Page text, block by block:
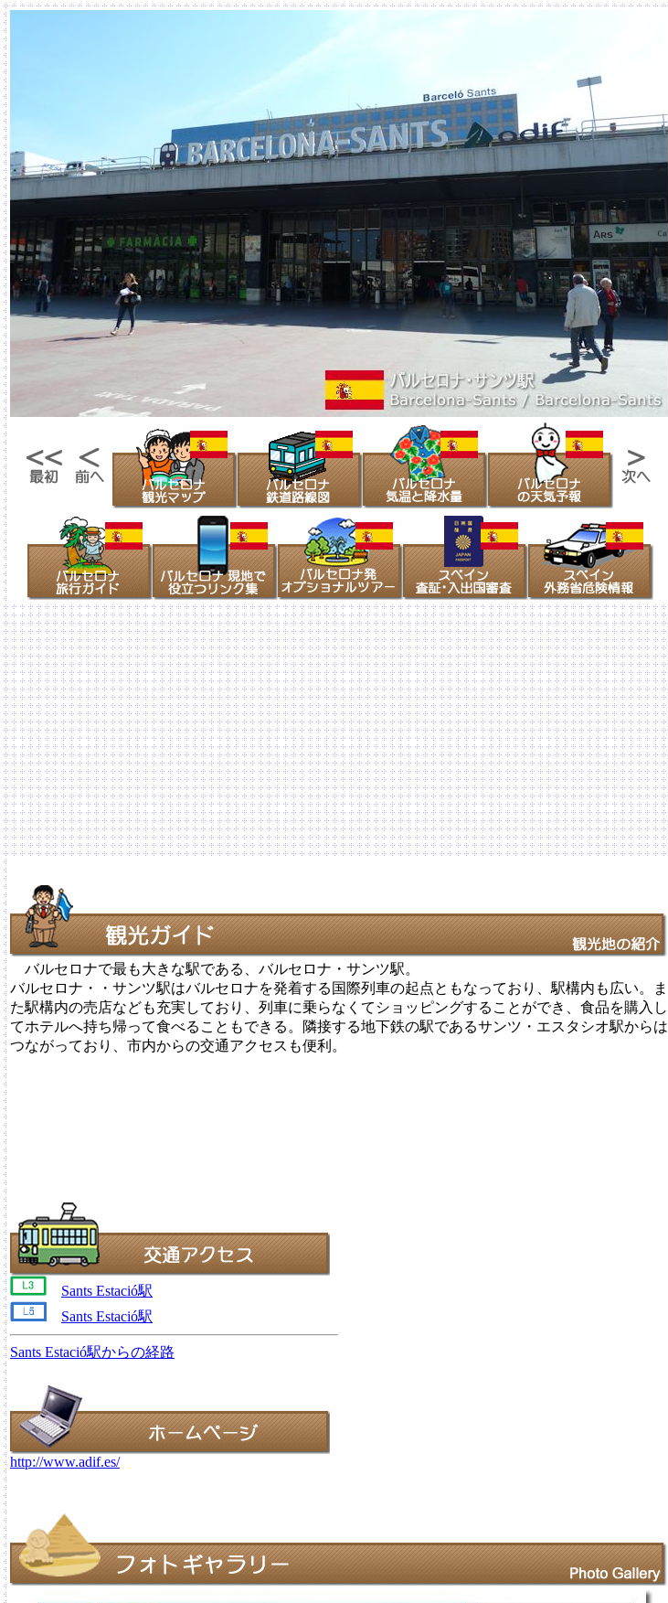
バルセロナで最も大きな駅である、バルセロナ・サンツ駅。
バルセロナ・・サンツ駅はバルセロナを発着する国際列車の起点ともなっており、駅構内も広い。ま
た駅構内の売店なども充実しており、列車に乗らなくてショッピングすることができ、食品を購入し
てホテルへ持ち帰って食べることもできる。隣接する地下鉄の駅であるサンツ・エスタシオ駅からは
つながっており、市内からの交通アクセスも便利。
Sants Estació駅
Sants Estació駅
Sants Estació駅からの経路
http://www.adif.es/